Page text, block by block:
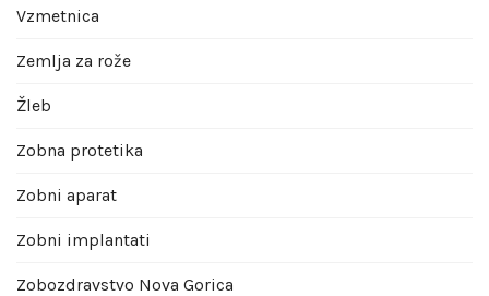
Vzmetnica
Zemlja za rože
Žleb
Zobna protetika
Zobni aparat
Zobni implantati
Zobozdravstvo Nova Gorica